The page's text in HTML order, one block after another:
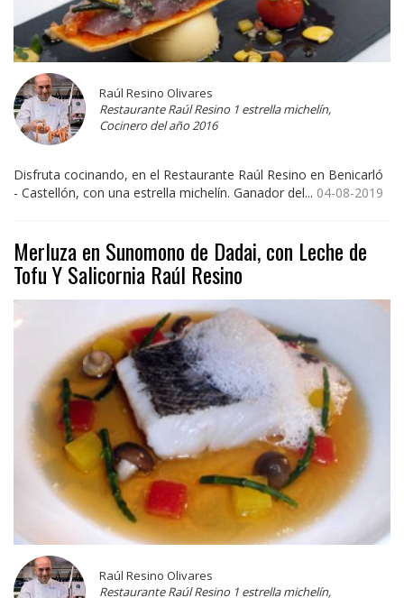
Raúl Resino Olivares
Restaurante Raúl Resino 1 estrella michelín,
Cocinero del año 2016
Disfruta cocinando, en el Restaurante Raúl Resino en Benicarló
- Castellón, con una estrella michelín. Ganador del... 04-08-2019
Merluza en Sunomono de Dadai, con Leche de
Tofu Y Salicornia Raúl Resino
Raúl Resino Olivares
Restaurante Raúl Resino 1 estrella michelín,